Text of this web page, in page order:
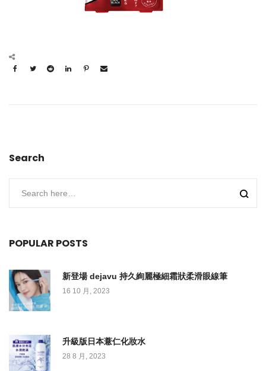
Search
POPULAR POSTS
新登場 dejavu 持久絢麗極細霜狀柔滑眼線筆
16 10 月, 2023
升級版日本薏仁化妝水
28 8 月, 2023